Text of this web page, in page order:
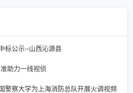
标公示--山西沁源县
助力一线视侦
警察大学为上海消防总队开展火调视频